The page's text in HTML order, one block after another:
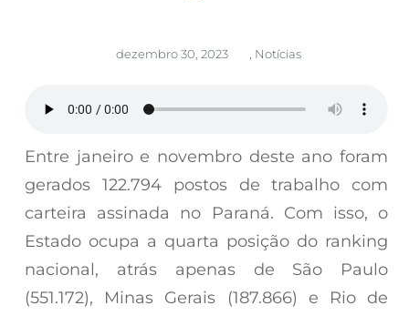
dezembro 30, 2023 Notícias
Entre janeiro e novembro deste ano foram
gerados 122.794 postos de trabalho com
carteira assinada no Paraná. Com isso, o
Estado ocupa a quarta posição do ranking
nacional, atrás apenas de São Paulo
(551.172), Minas Gerais (187.866) e Rio de